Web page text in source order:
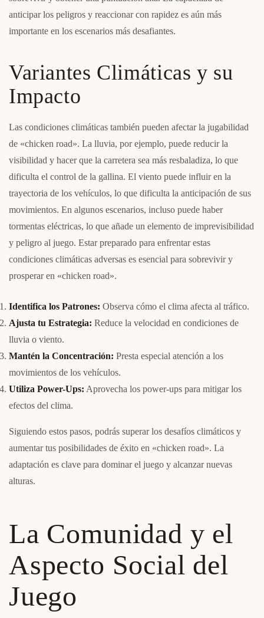
anticipar los peligros y reaccionar con rapidez es aún más
importante en los escenarios más desafiantes.
Variantes Climáticas y su
Impacto
Las condiciones climáticas también pueden afectar la jugabilidad
de «chicken road». La lluvia, por ejemplo, puede reducir la
visibilidad y hacer que la carretera sea más resbaladiza, lo que
dificulta el control de la gallina. El viento puede influir en la
trayectoria de los vehículos, lo que dificulta la anticipación de sus
movimientos. En algunos escenarios, incluso puede haber
tormentas eléctricas, lo que añade un elemento de imprevisibilidad
y peligro al juego. Estar preparado para enfrentar estas
condiciones climáticas adversas es esencial para sobrevivir y
prosperar en «chicken road».
Identifica los Patrones: Observa cómo el clima afecta al tráfico.
Ajusta tu Estrategia: Reduce la velocidad en condiciones de
lluvia o viento.
Mantén la Concentración: Presta especial atención a los
movimientos de los vehículos.
Utiliza Power-Ups: Aprovecha los power-ups para mitigar los
efectos del clima.
Siguiendo estos pasos, podrás superar los desafíos climáticos y
aumentar tus posibilidades de éxito en «chicken road». La
adaptación es clave para dominar el juego y alcanzar nuevas
alturas.
La Comunidad y el
Aspecto Social del
Juego